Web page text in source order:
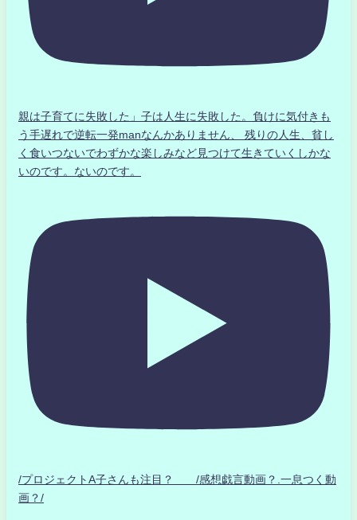
親は子育てに失敗した」子は人生に失敗した。負けに気付きも
う手遅れで逆転一発manなんかありません、 残りの人生、貧し
く食いつないでわずかな楽しみなど見つけて生きていくしかな
いのです。ないのです。
/プロジェクトA子さんも注目？ /感想戯言動画？.一息つく動
画？/